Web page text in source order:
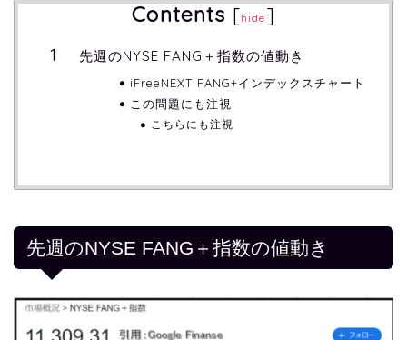
Contents [hide ]
先週のNYSE FANG＋指数の値動き
iFreeNEXT FANG+インデックスチャート
この問題にも注視
こちらにも注視
先週のNYSE FANG＋指数の値動き